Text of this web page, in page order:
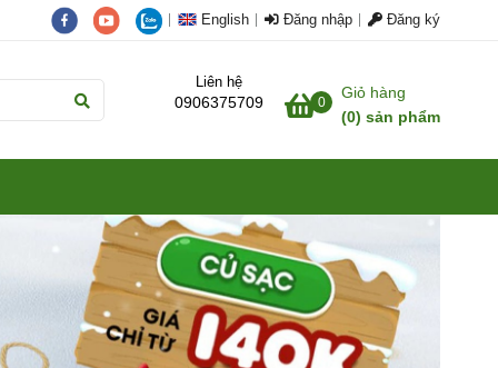
English Đăng nhập Đăng ký
Liên hệ
0906375709 0
Giỏ hàng
(0) sản phẩm